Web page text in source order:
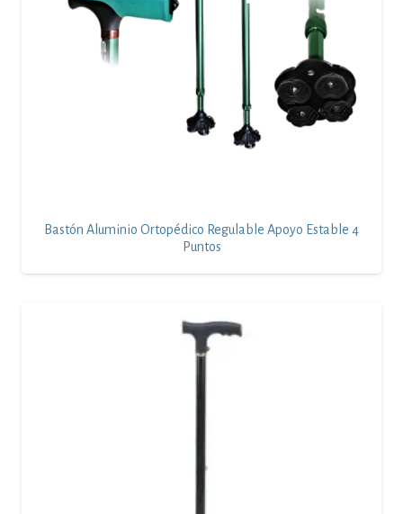
Bastón Aluminio Ortopédico Regulable Apoyo Estable 4
Puntos